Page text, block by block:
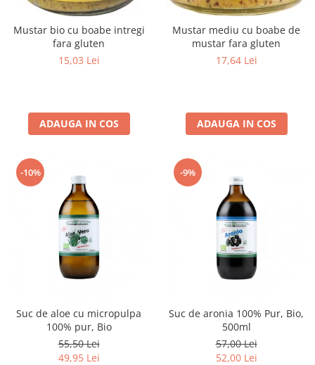
Mustar bio cu boabe intregi
fara gluten
15,03 Lei
ADAUGA IN COS
Mustar mediu cu boabe de
mustar fara gluten
17,64 Lei
ADAUGA IN COS
-10%
Suc de aloe cu micropulpa
100% pur, Bio
55,50 Lei
49,95 Lei
-9%
Suc de aronia 100% Pur, Bio,
500ml
57,00 Lei
52,00 Lei